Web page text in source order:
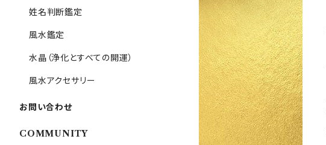
姓名判断鑑定
風水鑑定
水晶（浄化とすべての開運）
風水アクセサリー
お問い合わせ
COMMUNITY